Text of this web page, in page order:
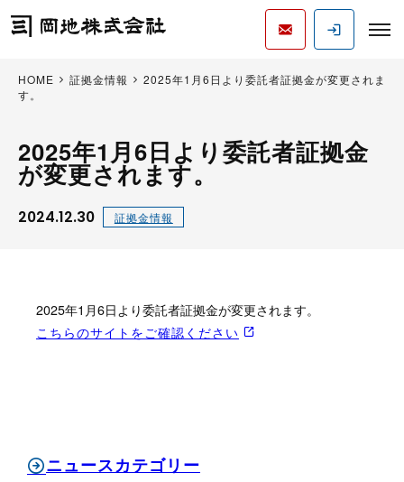
HOME 証拠金情報
2025年1月6日より委託者証拠金が変更されま
す。
2025年1月6日より委託者証拠金
が変更されます。
2024.12.30 証拠金情報
2025年1月6日より委託者証拠金が変更されます。
こちらのサイトをご確認ください
ニュースカテゴリー